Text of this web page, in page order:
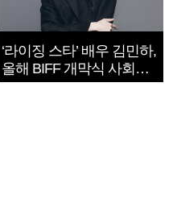
‘라이징 스타’ 배우 김민하,
올해 BIFF 개막식 사회자
확정